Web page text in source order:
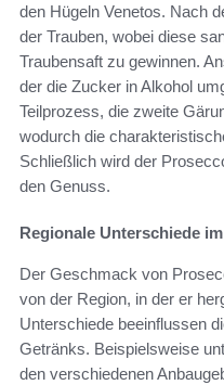
den Hügeln Venetos. Nach
der Trauben, wobei diese
Traubensaft zu gewinnen.
der die Zucker in Alkohol
Teilprozess, die zweite
wodurch die
Schließlich wird der
den Genuss.
Regionale Unterschiede
Der Geschmack von
von der Region, in der er
Unterschiede beeinflussen
Getränks. Beispielsweise
den verschiedenen